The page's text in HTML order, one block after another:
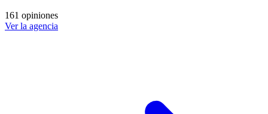
161 opiniones
Ver la agencia